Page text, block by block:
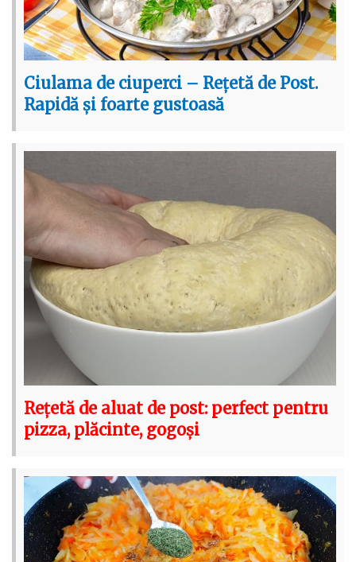
Ciulama de ciuperci – Rețetă de Post.
Rapidă și foarte gustoasă
Rețetă de aluat de post: perfect pentru
pizza, plăcinte, gogoși